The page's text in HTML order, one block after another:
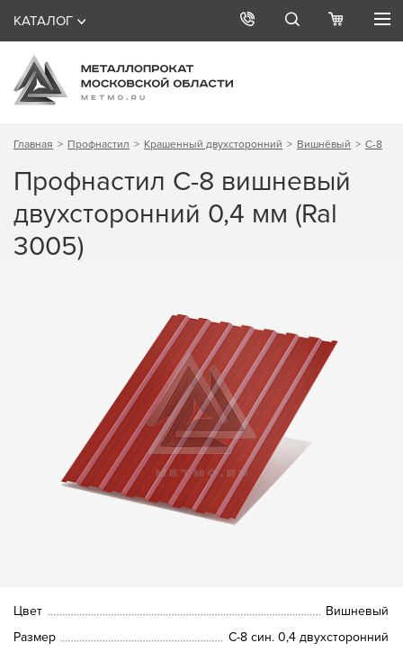
КАТАЛОГ
Главная Профнастил Крашенный двухсторонний Вишнёвый С-8
Профнастил С-8 вишневый
двухсторонний 0,4 мм (Ral
3005)
Цвет
Вишневый
Размер
С-8 син. 0,4 двухсторонний